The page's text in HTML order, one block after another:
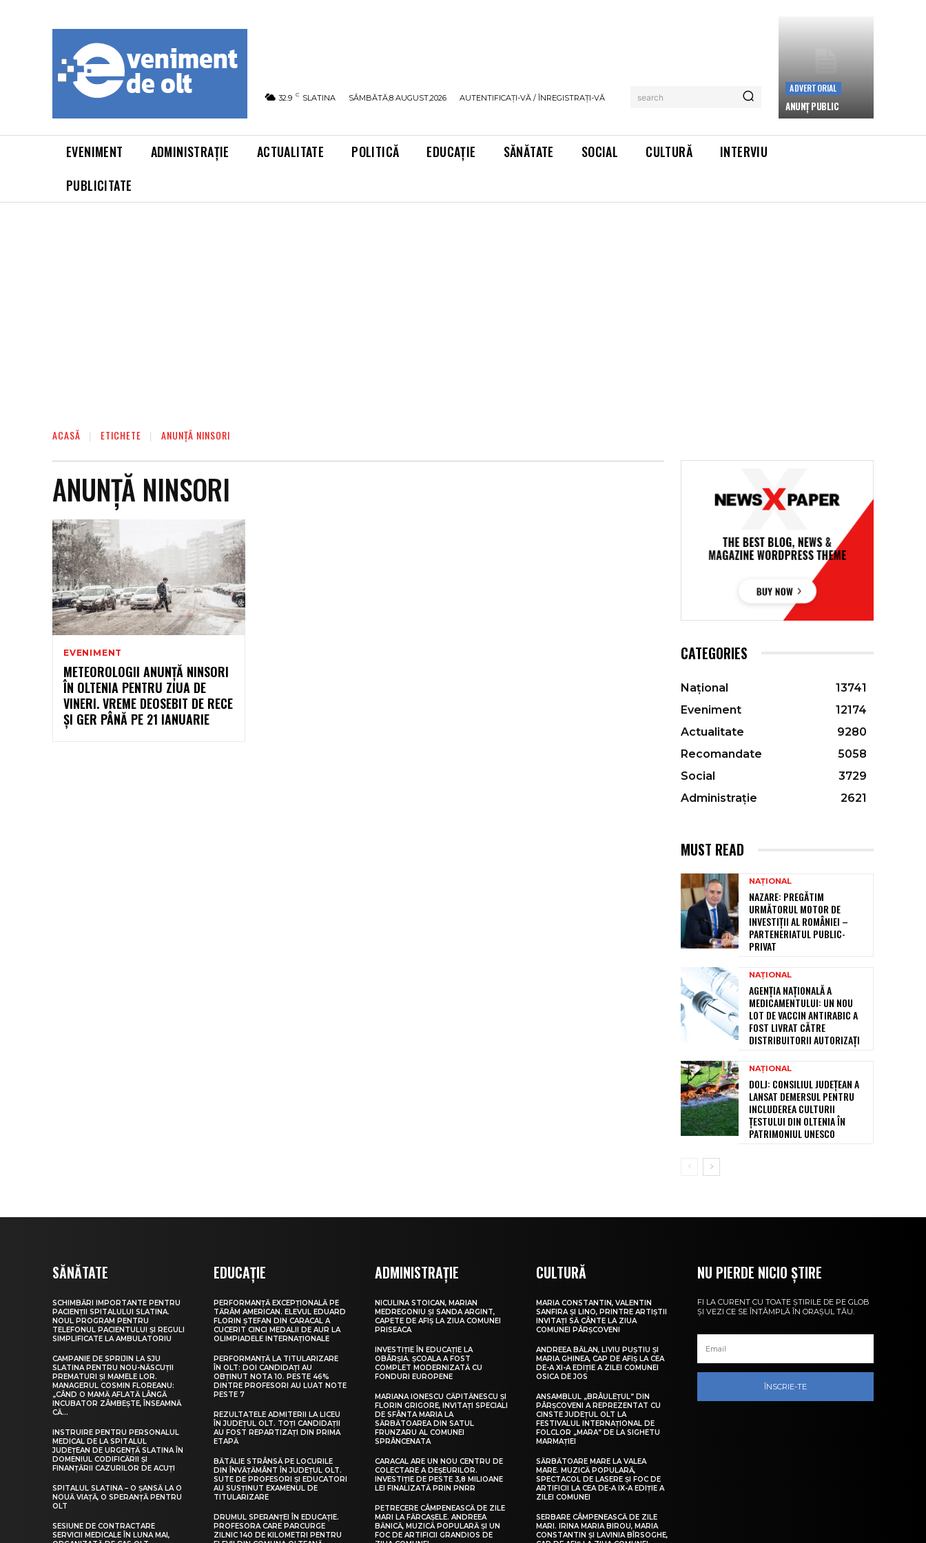
32.9 C SLATINA SÂMBĂTĂ,8 AUGUST,2026 AUTENTIFICAȚI-VĂ / ÎNREGISTRAȚI-VĂ search
ADVERTORIAL
ANUNȚ PUBLIC
EVENIMENT ADMINISTRAȚIE ACTUALITATE POLITICĂ EDUCAȚIE SĂNĂTATE SOCIAL CULTURĂ
INTERVIU
PUBLICITATE
ACASĂ ETICHETE ANUNȚĂ NINSORI
ANUNȚĂ NINSORI
EVENIMENT
METEOROLOGII ANUNȚĂ NINSORI
ÎN OLTENIA PENTRU ZIUA DE
VINERI. VREME DEOSEBIT DE RECE
ȘI GER PÂNĂ PE 21 IANUARIE
CATEGORIES
Național
13741
Eveniment
12174
Actualitate
9280
Recomandate
5058
Social
3729
Administrație
2621
MUST READ
NAȚIONAL
NAZARE: PREGĂTIM
URMĂTORUL MOTOR DE
INVESTIȚII AL ROMÂNIEI –
PARTENERIATUL PUBLIC-
PRIVAT
NAȚIONAL
AGENȚIA NAȚIONALĂ A
MEDICAMENTULUI: UN NOU
LOT DE VACCIN ANTIRABIC A
FOST LIVRAT CĂTRE
DISTRIBUITORII AUTORIZAȚI
NAȚIONAL
DOLJ: CONSILIUL JUDEȚEAN A
LANSAT DEMERSUL PENTRU
INCLUDEREA CULTURII
ȚESTULUI DIN OLTENIA ÎN
PATRIMONIUL UNESCO
SĂNĂTATE
SCHIMBĂRI IMPORTANTE PENTRU
PACIENȚII SPITALULUI SLATINA.
NOUL PROGRAM PENTRU
TELEFONUL PACIENTULUI ȘI REGULI
SIMPLIFICATE LA AMBULATORIU
CAMPANIE DE SPRIJIN LA SJU
SLATINA PENTRU NOU-NĂSCUȚII
PREMATURI ȘI MAMELE LOR.
MANAGERUL COSMIN FLOREANU:
„CÂND O MAMĂ AFLATĂ LÂNGĂ
INCUBATOR ZÂMBEȘTE, ÎNSEAMNĂ
CĂ...
INSTRUIRE PENTRU PERSONALUL
MEDICAL DE LA SPITALUL
JUDEȚEAN DE URGENȚĂ SLATINA ÎN
DOMENIUL CODIFICĂRII ȘI
FINANȚĂRII CAZURILOR DE ACUȚI
SPITALUL SLATINA – O ȘANSĂ LA O
NOUĂ VIAȚĂ, O SPERANȚĂ PENTRU
OLT
SESIUNE DE CONTRACTARE
SERVICII MEDICALE ÎN LUNA MAI,
EDUCAȚIE
PERFORMANȚĂ EXCEPȚIONALĂ PE
TĂRÂM AMERICAN. ELEVUL EDUARD
FLORIN ȘTEFAN DIN CARACAL A
CUCERIT CINCI MEDALII DE AUR LA
OLIMPIADELE INTERNAȚIONALE
PERFORMANȚĂ LA TITULARIZARE
ÎN OLT: DOI CANDIDAȚI AU
OBȚINUT NOTA 10. PESTE 46%
DINTRE PROFESORI AU LUAT NOTE
PESTE 7
REZULTATELE ADMITERII LA LICEU
ÎN JUDEȚUL OLT. TOȚI CANDIDAȚII
AU FOST REPARTIZAȚI DIN PRIMA
ETAPĂ
BĂTĂLIE STRÂNSĂ PE LOCURILE
DIN ÎNVĂȚĂMÂNT ÎN JUDEȚUL OLT.
SUTE DE PROFESORI ȘI EDUCATORI
AU SUSȚINUT EXAMENUL DE
TITULARIZARE
DRUMUL SPERANȚEI ÎN EDUCAȚIE.
PROFESORA CARE PARCURGE
ZILNIC 140 DE KILOMETRI PENTRU
ADMINISTRAȚIE
NICULINA STOICAN, MARIAN
MEDREGONIU ȘI SANDA ARGINT,
CAPETE DE AFIȘ LA ZIUA COMUNEI
PRISEACA
INVESTIȚIE ÎN EDUCAȚIE LA
OBÂRȘIA. ȘCOALA A FOST
COMPLET MODERNIZATĂ CU
FONDURI EUROPENE
MARIANA IONESCU CĂPITĂNESCU ȘI
FLORIN GRIGORE, INVITAȚI SPECIALI
DE SFÂNTA MARIA LA
SĂRBĂTOAREA DIN SATUL
FRUNZARU AL COMUNEI
SPRÂNCENATA
CARACAL ARE UN NOU CENTRU DE
COLECTARE A DEȘEURILOR.
INVESTIȚIE DE PESTE 3,8 MILIOANE
LEI FINALIZATĂ PRIN PNRR
PETRECERE CÂMPENEASCĂ DE ZILE
MARI LA FĂRCAȘELE. ANDREEA
BĂNICĂ, MUZICĂ POPULARĂ ȘI UN
FOC DE ARTIFICII GRANDIOS DE
CULTURĂ
MARIA CONSTANTIN, VALENTIN
SANFIRA ȘI LINO, PRINTRE ARTIȘTII
INVITAȚI SĂ CÂNTE LA ZIUA
COMUNEI PÂRȘCOVENI
ANDREEA BĂLAN, LIVIU PUȘTIU ȘI
MARIA GHINEA, CAP DE AFIȘ LA CEA
DE-A XI-A EDIȚIE A ZILEI COMUNEI
OSICA DE JOS
ANSAMBLUL „BRÂULEȚUL” DIN
PÂRȘCOVENI A REPREZENTAT CU
CINSTE JUDEȚUL OLT LA
FESTIVALUL INTERNAȚIONAL DE
FOLCLOR „MARA” DE LA SIGHETU
MARMAȚIEI
SĂRBĂTOARE MARE LA VALEA
MARE. MUZICĂ POPULARĂ,
SPECTACOL DE LASERE ȘI FOC DE
ARTIFICII LA CEA DE-A IX-A EDIȚIE A
ZILEI COMUNEI
SERBARE CÂMPENEASCĂ DE ZILE
MARI. IRINA MARIA BIROU, MARIA
CONSTANTIN ȘI LAVINIA BÎRSOGHE,
NU PIERDE NICIO ȘTIRE
FI LA CURENT CU TOATE ȘTIRILE DE PE GLOB
ȘI VEZI CE SE ÎNTÂMPLĂ ÎN ORAȘUL TĂU.
ÎNSCRIE-TE